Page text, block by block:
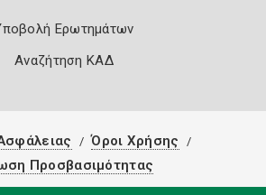
Ερωτημάτων
Αναζήτηση ΚΑΔ
Όροι Χρήσης
Προσβασιμότητας